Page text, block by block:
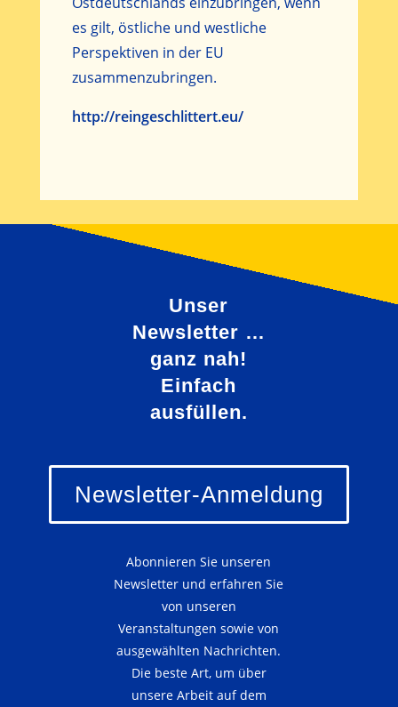
es gilt, östliche und westliche
Perspektiven in der EU
zusammenzubringen.
http://reingeschlittert.eu/
Unser
Newsletter …
ganz nah!
Einfach
ausfüllen.
Newsletter-Anmeldung
Abonnieren Sie unseren
Newsletter und erfahren Sie
von unseren
Veranstaltungen sowie von
ausgewählten Nachrichten.
Die beste Art, um über
unsere Arbeit auf dem